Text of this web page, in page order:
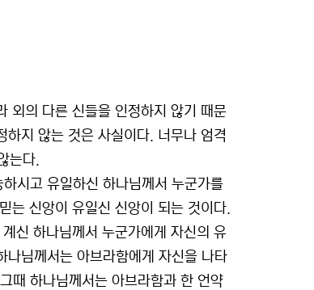
외의 다른 신들을 인정하지 않기 때문
지 않는 것은 사실이다. 너무나 엄격
는다.
시고 유일하신 하나님께서 누군가를
는 신앙이 유일신 신앙이 되는 것이다.
신 하나님께서 누군가에게 자신의 유
님께서는 아브라함에게 자신을 나타
때 하나님께서는 아브라함과 한 언약